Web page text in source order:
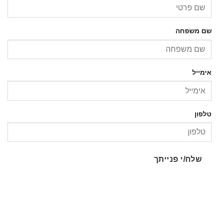
שם משפחה
אימייל
טלפון
שלח/י פנייתך